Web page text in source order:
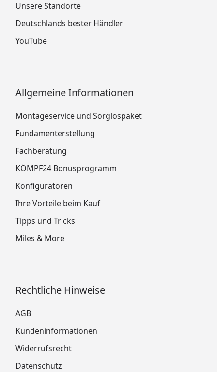
Unsere Standorte
Deutschlands bester Händler
YouTube
Allgemeine Informationen
Montageservice und Sorglospaket
Fundamenterstellung
Fachberatung
KÖMPF24 Bonusprogramm
Konfiguratoren
Ihre Vorteile beim Kauf
Tipps und Tricks
Miles & More
Rechtliche Hinweise
AGB
Kundeninformationen
Widerrufsrecht
Datenschutz